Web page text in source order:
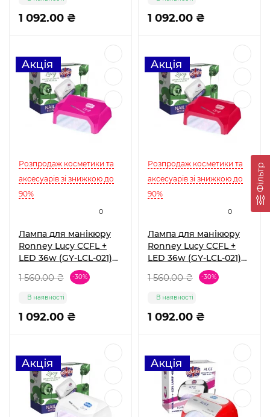
Фільтр
1 092.00 ₴ 1 092.00 ₴
0
Розпродаж косметики та
аксесуарів зі знижкою до
90%
Лампа для манікюру
Ronney Lucy CCFL +
LED 36w (GY-LCL-021)
1 560.00 ₴ -30%
1 092.00 ₴
В наявності
0
Розпродаж косметики та
аксесуарів зі знижкою до
90%
Лампа для манікюру
Ronney Lucy CCFL +
LED 36w (GY-LCL-021)
1 560.00 ₴ -30%
1 092.00 ₴
В наявності